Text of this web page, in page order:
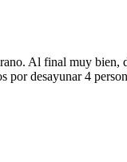
Al final muy bien,
por desayunar 4